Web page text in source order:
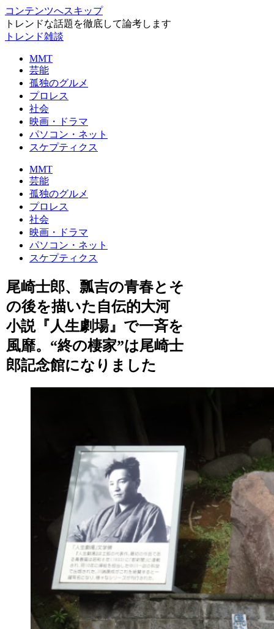
コンテンツへスキップ
トレンドな話題を徹底して論考します
トレンド雑談
MMT
芸能
孤独のグルメ
プロレス
社会
映画・ドラマ
パソコン・ネット
スケプティクス
MMT
芸能
孤独のグルメ
プロレス
社会
映画・ドラマ
パソコン・ネット
スケプティクス
尾崎士郎、瓢吉の青春とそ
の後を描いた自伝的大河
小説『人生劇場』で一斉を
風靡。“終の棲家”は尾崎士
郎記念館になりました